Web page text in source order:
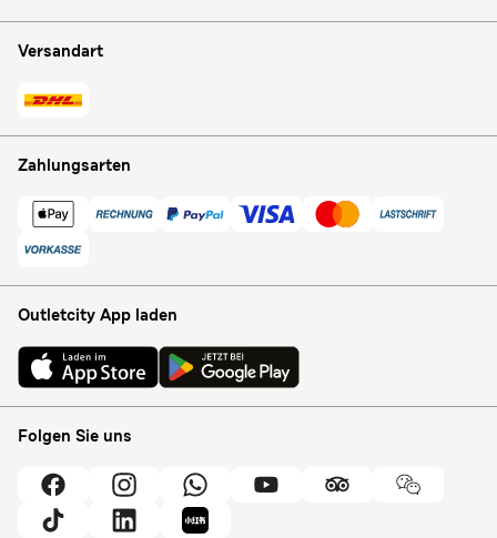
Versandart
Zahlungsarten
Outletcity App laden
Folgen Sie uns